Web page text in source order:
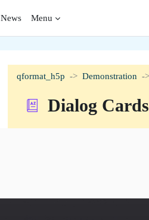
News Menu
qformat_h5p Demonstration
Dialog Cards